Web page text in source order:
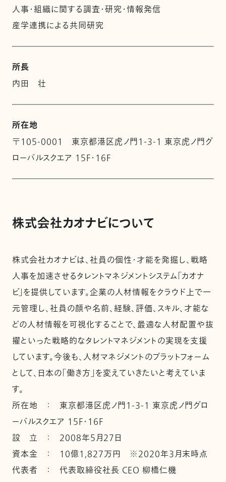
人事・組織に関する調査・研究・情報発信
産学連携による共同研究
所長
内田 壮
所在地
〒105-0001 東京都港区虎ノ門1-3-1 東京虎ノ門グ
ローバルスクエア 15F・16F
株式会社カオナビについて
株式会社カオナビは、社員の個性・才能を発掘し、戦略
人事を加速させるタレントマネジメントシステム「カオナ
ビ」を提供しています。企業の人材情報をクラウド上で一
元管理し、社員の顔や名前、経験、評価、スキル、才能な
どの人材情報を可視化することで、最適な人材配置や抜
擢といった戦略的なタレントマネジメントの実現を支援
しています。今後も、人材マネジメントのプラットフォーム
として、日本の「働き方」を変えていきたいと考えていま
す。
所在地 ： 東京都港区虎ノ門1-3-1 東京虎ノ門グロ
ーバルスクエア 15F・16F
設 立 ： 2008年5月27日
資本金 ： 10億1,827万円 ※2020年3月末時点
代表者 ： 代表取締役社長 CEO 柳橋仁機